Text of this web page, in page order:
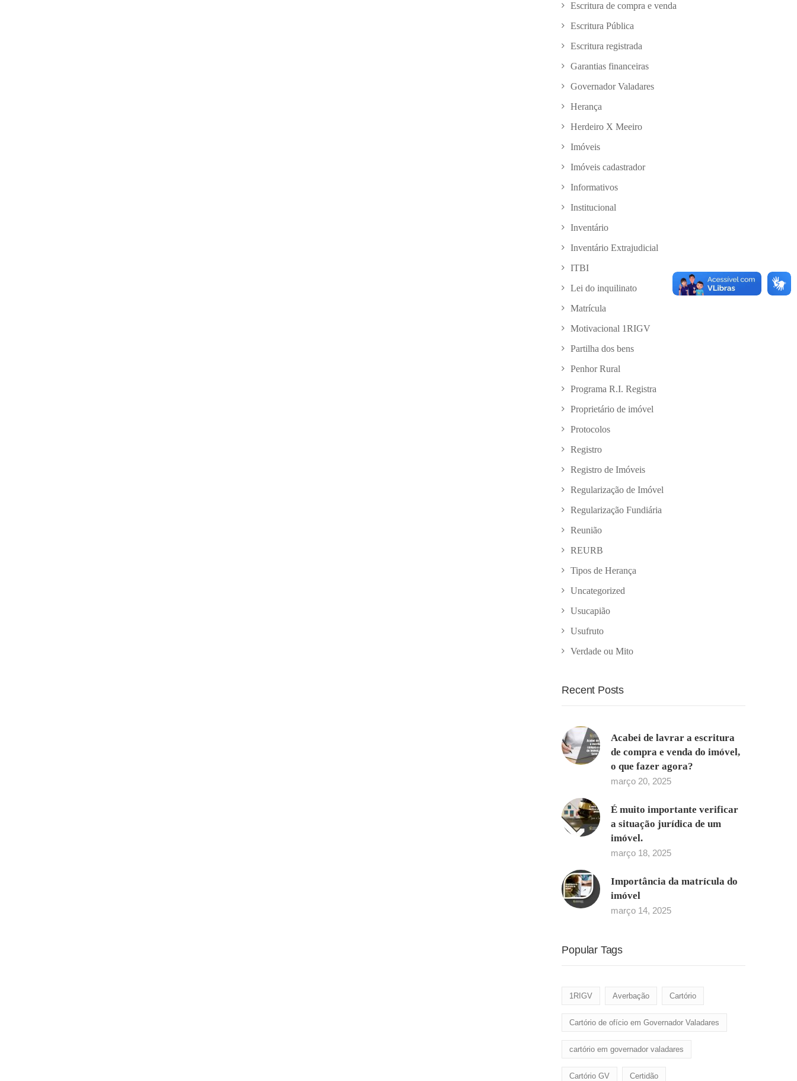
Escritura de compra e venda
Escritura Pública
Escritura registrada
Garantias financeiras
Governador Valadares
Herança
Herdeiro X Meeiro
Imóveis
Imóveis cadastrador
Informativos
Institucional
Inventário
Inventário Extrajudicial
ITBI
Lei do inquilinato
Matrícula
Motivacional 1RIGV
Partilha dos bens
Penhor Rural
Programa R.I. Registra
Proprietário de imóvel
Protocolos
Registro
Registro de Imóveis
Regularização de Imóvel
Regularização Fundiária
Reunião
REURB
Tipos de Herança
Uncategorized
Usucapião
Usufruto
Verdade ou Mito
Recent Posts
Acabei de lavrar a escritura
de compra e venda do imóvel,
o que fazer agora?
março 20, 2025
É muito importante verificar
a situação jurídica de um
imóvel.
março 18, 2025
Importância da matrícula do
imóvel
março 14, 2025
Popular Tags
1RIGV Averbação Cartório
Cartório de ofício em Governador Valadares
cartório em governador valadares
Cartório GV Certidão